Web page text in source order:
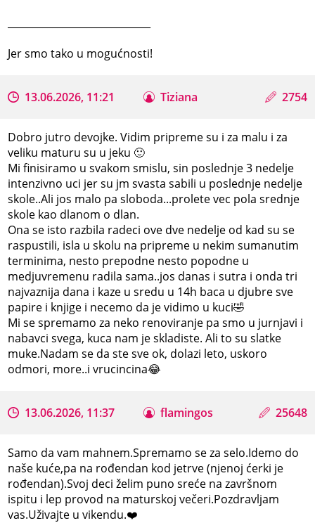
Jer smo tako u mogućnosti!
13.06.2026, 11:21 Tiziana 2754
Dobro jutro devojke. Vidim pripreme su i za malu i za
veliku maturu su u jeku 🙂
Mi finisiramo u svakom smislu, sin poslednje 3 nedelje
intenzivno uci jer su jm svasta sabili u poslednje nedelje
skole..Ali jos malo pa sloboda...prolete vec pola srednje
skole kao dlanom o dlan.
Ona se isto razbila radeci ove dve nedelje od kad su se
raspustili, isla u skolu na pripreme u nekim sumanutim
terminima, nesto prepodne nesto popodne u
medjuvremenu radila sama..jos danas i sutra i onda tri
najvaznija dana i kaze u sredu u 14h baca u djubre sve
papire i knjige i necemo da je vidimo u kuci🤣
Mi se spremamo za neko renoviranje pa smo u jurnjavi i
nabavci svega, kuca nam je skladiste. Ali to su slatke
muke.Nadam se da ste sve ok, dolazi leto, uskoro
odmori, more..i vrucincina😂
13.06.2026, 11:37 flamingos 25648
Samo da vam mahnem.Spremamo se za selo.Idemo do
naše kuće,pa na rođendan kod jetrve (njenoj ćerki je
rođendan).Svoj deci želim puno sreće na završnom
ispitu i lep provod na maturskoj večeri.Pozdravljam
vas.Uživajte u vikendu.❤️